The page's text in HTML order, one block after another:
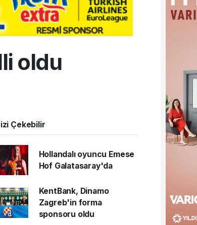
oldu
Çekebilir
Hollandalı oyuncu Emese
Hof Galatasaray'da
KentBank, Dinamo
Zagreb'in forma
sponsoru oldu